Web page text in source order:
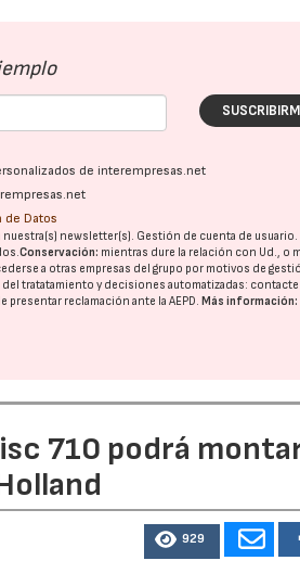
de interempresas.net
de Datos
newsletter(s). Gestión de cuenta de usuario.
Conservación: mientras dure la relación con Ud., o
a otras empresas del grupo por motivos de
tratatamiento y decisiones automatizadas: contacte
presentar reclamación ante laAEPD. Más información:
710 podrá
929